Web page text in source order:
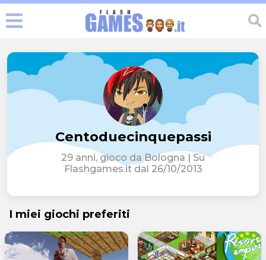
Centoduecinquepassi
29 anni, gioco da Bologna | Su
Flashgames.it dal 26/10/2013
I miei giochi preferiti